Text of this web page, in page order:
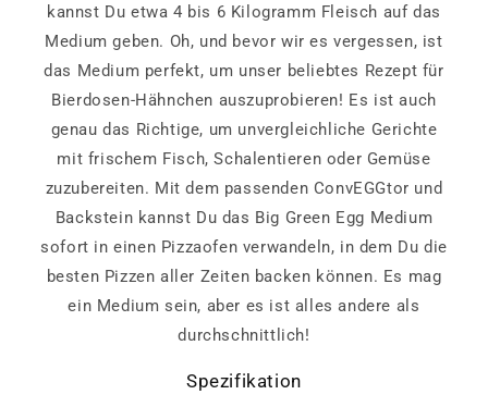
kannst Du etwa 4 bis 6 Kilogramm Fleisch auf das
Medium geben. Oh, und bevor wir es vergessen, ist
das Medium perfekt, um unser beliebtes Rezept für
Bierdosen-Hähnchen auszuprobieren! Es ist auch
genau das Richtige, um unvergleichliche Gerichte
mit frischem Fisch, Schalentieren oder Gemüse
zuzubereiten. Mit dem passenden ConvEGGtor und
Backstein kannst Du das Big Green Egg Medium
sofort in einen Pizzaofen verwandeln, in dem Du die
besten Pizzen aller Zeiten backen können. Es mag
ein Medium sein, aber es ist alles andere als
durchschnittlich!
Spezifikation